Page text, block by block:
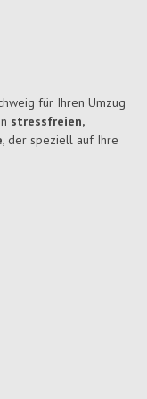
für Ihren Umzug
stressfreien,
, der speziell auf Ihre